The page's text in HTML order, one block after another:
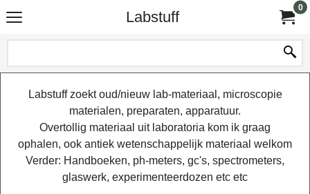
Labstuff
0
Labstuff zoekt oud/nieuw lab-materiaal, microscopie
materialen, preparaten, apparatuur.
Overtollig materiaal uit laboratoria kom ik graag
ophalen, ook antiek wetenschappelijk materiaal welkom
Verder: Handboeken, ph-meters, gc's, spectrometers,
glaswerk, experimenteerdozen etc etc